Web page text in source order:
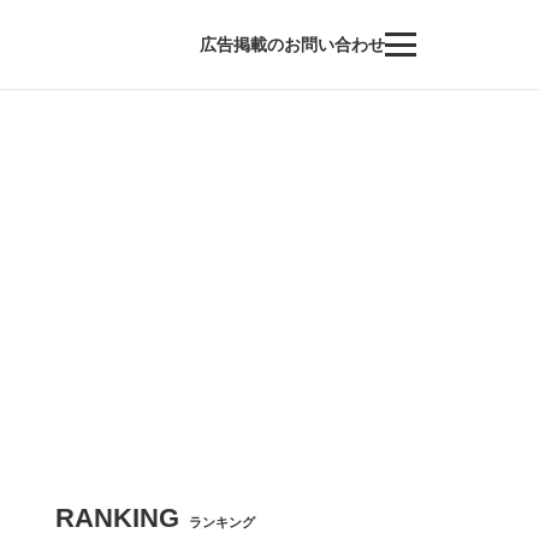
広告掲載のお問い合わせ
RANKING ランキング